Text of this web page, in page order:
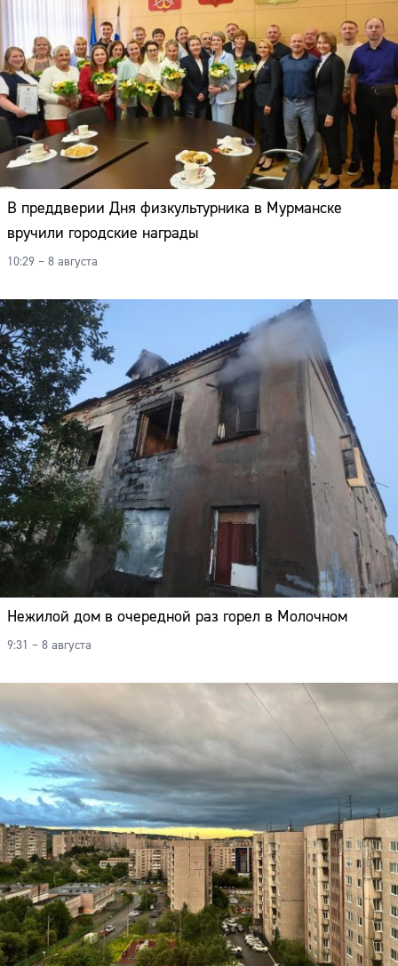
В преддверии Дня физкультурника в Мурманске
вручили городские награды
10:29 – 8 августа
Нежилой дом в очередной раз горел в Молочном
9:31 – 8 августа